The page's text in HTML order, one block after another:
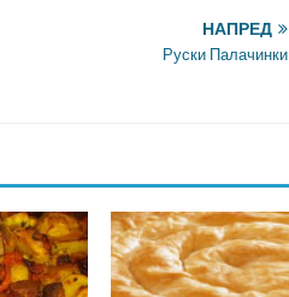
НАПРЕД
Руски Палачинки